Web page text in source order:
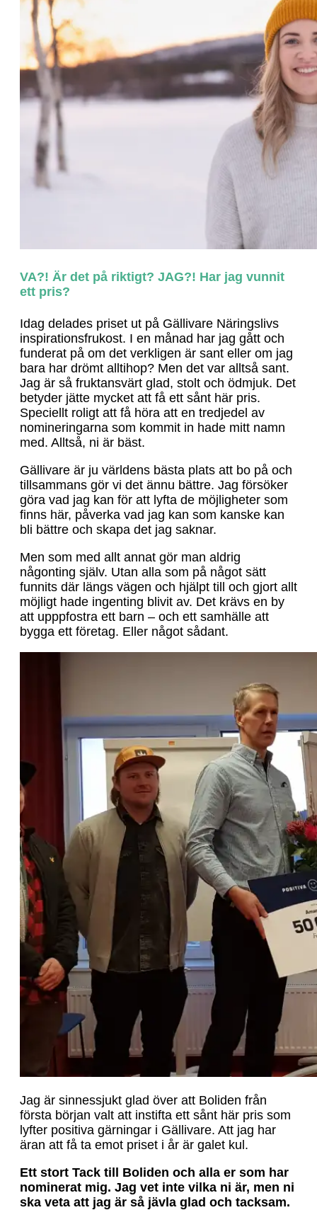
VA?! Är det på riktigt? JAG?! Har jag vunnit
ett pris?
Idag delades priset ut på Gällivare Näringslivs
inspirationsfrukost. I en månad har jag gått och
funderat på om det verkligen är sant eller om jag
bara har drömt alltihop? Men det var alltså sant.
Jag är så fruktansvärt glad, stolt och ödmjuk. Det
betyder jätte mycket att få ett sånt här pris.
Speciellt roligt att få höra att en tredjedel av
nomineringarna som kommit in hade mitt namn
med. Alltså, ni är bäst.
Gällivare är ju världens bästa plats att bo på och
tillsammans gör vi det ännu bättre. Jag försöker
göra vad jag kan för att lyfta de möjligheter som
finns här, påverka vad jag kan som kanske kan
bli bättre och skapa det jag saknar.
Men som med allt annat gör man aldrig
någonting själv. Utan alla som på något sätt
funnits där längs vägen och hjälpt till och gjort allt
möjligt hade ingenting blivit av. Det krävs en by
att upppfostra ett barn – och ett samhälle att
bygga ett företag. Eller något sådant.
Jag är sinnessjukt glad över att Boliden från
första början valt att instifta ett sånt här pris som
lyfter positiva gärningar i Gällivare. Att jag har
äran att få ta emot priset i år är galet kul.
Ett stort Tack till Boliden och alla er som har
nominerat mig. Jag vet inte vilka ni är, men ni
ska veta att jag är så jävla glad och tacksam.